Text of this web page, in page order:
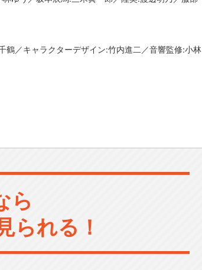
鶴／キャラクターデザイン:竹内進二／音響監修:小林
ら
られる！